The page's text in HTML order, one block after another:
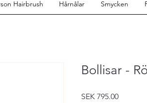
Bollisar -
SEK 795.00Price
Hairbrush Hårnålar Smycken